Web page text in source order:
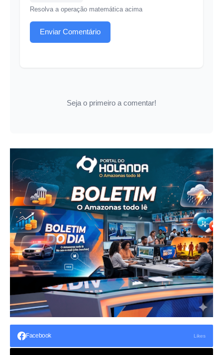
Resolva a operação matemática acima
Enviar Comentário
Seja o primeiro a comentar!
Facebook Likes